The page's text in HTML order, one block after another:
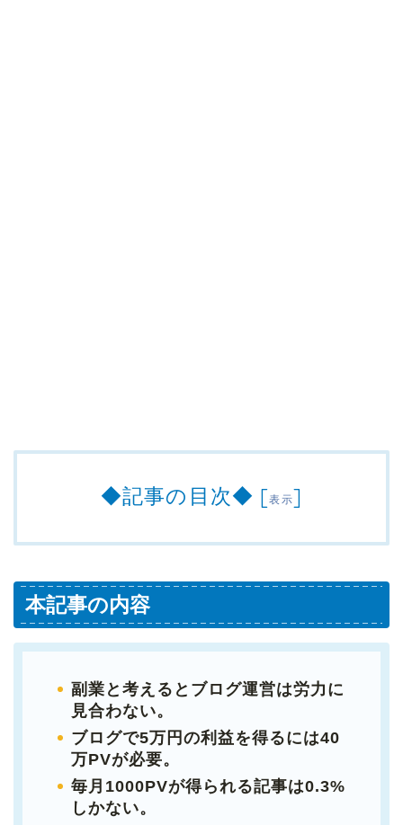
◆記事の目次◆ [表示]
本記事の内容
副業と考えるとブログ運営は労力に
見合わない。
ブログで5万円の利益を得るには40
万PVが必要。
毎月1000PVが得られる記事は0.3%
しかない。